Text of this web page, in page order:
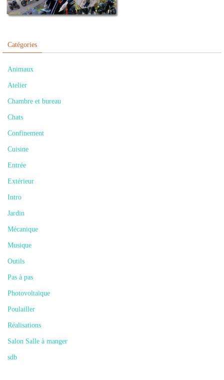
Catégories
Animaux
Atelier
Chambre et bureau
Chats
Confinement
Cuisine
Entrée
Extérieur
Intro
Jardin
Mécanique
Musique
Outils
Pas à pas
Photovoltaïque
Poulailler
Réalisations
Salon Salle à manger
sdb